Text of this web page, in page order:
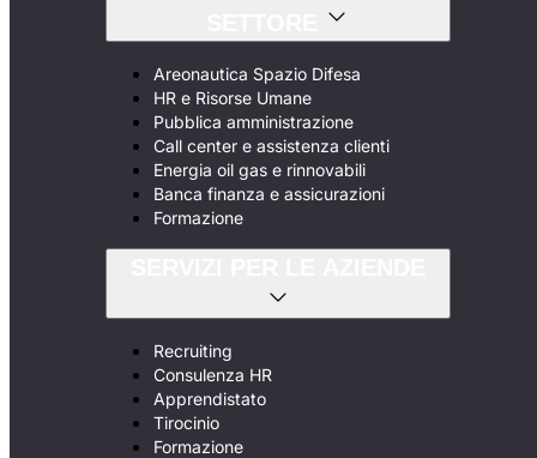
Areonautica Spazio Difesa
HR e Risorse Umane
Pubblica amministrazione
Call center e assistenza clienti
Energia oil gas e rinnovabili
Banca finanza e assicurazioni
Formazione
Recruiting
Consulenza HR
Apprendistato
Tirocinio
Formazione